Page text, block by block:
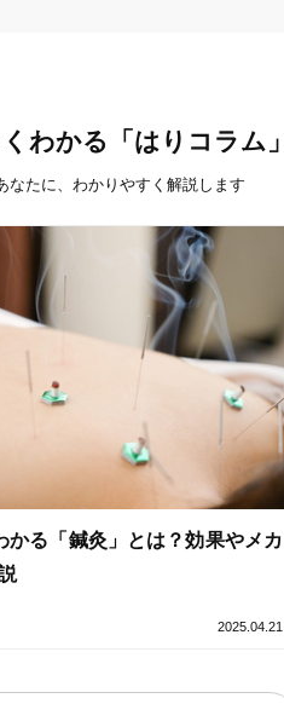
わかる「はりコラム」
なたに、わかりやすく解説します
かる「鍼灸」とは？効果やメカ
2025.04.21